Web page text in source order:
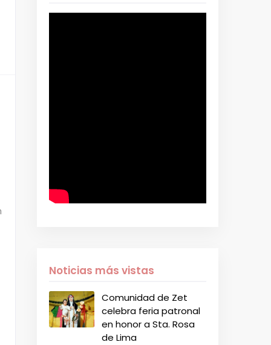
Noticias más vistas
Comunidad de Zet
celebra feria patronal
en honor a Sta. Rosa
de Lima